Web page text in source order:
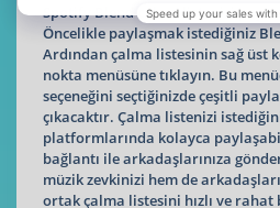
Spotify Blend çalma listenizi
Öncelikle paylaşmak istediğiniz
Ardından çalma listesinin sağ üst
nokta menüsüne tıklayın. Bu
seçeneğini seçtiğinizde çeşitli
çıkacaktır. Çalma listenizi
platformlarında kolayca
bağlantı ile arkadaşlarınıza
müzik zevkinizi hem de
ortak çalma listesini hızlı ve rahat